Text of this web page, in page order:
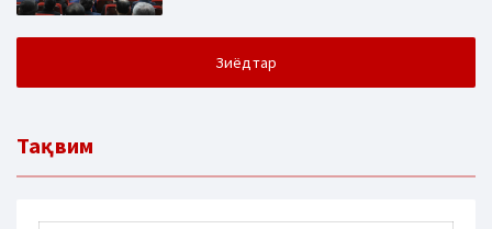
Зиёдтар
Тақвим